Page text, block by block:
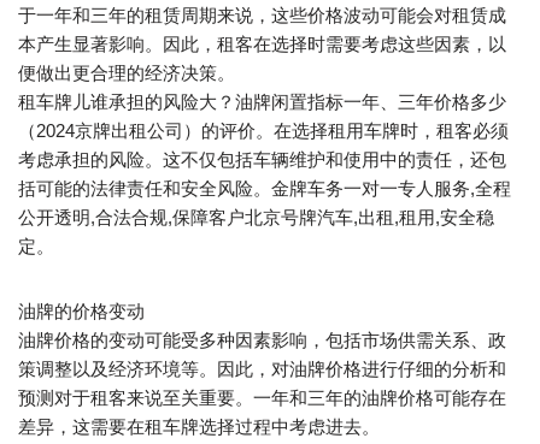
于一年和三年的租赁周期来说，这些价格波动可能会对租赁成
本产生显著影响。因此，租客在选择时需要考虑这些因素，以
便做出更合理的经济决策。
租车牌儿谁承担的风险大？油牌闲置指标一年、三年价格多少
（2024京牌出租公司）的评价。在选择租用车牌时，租客必须
考虑承担的风险。这不仅包括车辆维护和使用中的责任，还包
括可能的法律责任和安全风险。金牌车务一对一专人服务,全程
公开透明,合法合规,保障客户北京号牌汽车,出租,租用,安全稳
定。
油牌的价格变动
油牌价格的变动可能受多种因素影响，包括市场供需关系、政
策调整以及经济环境等。因此，对油牌价格进行仔细的分析和
预测对于租客来说至关重要。一年和三年的油牌价格可能存在
差异，这需要在租车牌选择过程中考虑进去。